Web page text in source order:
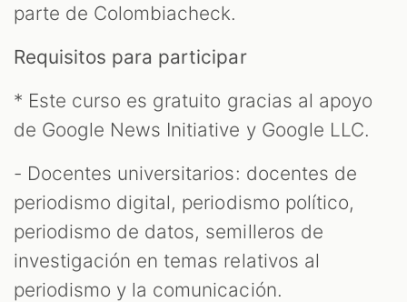
parte de Colombiacheck.
Requisitos para participar
* Este curso es gratuito gracias al apoyo
de Google News Initiative y Google LLC.
- Docentes universitarios: docentes de
periodismo digital, periodismo político,
periodismo de datos, semilleros de
investigación en temas relativos al
periodismo y la comunicación.